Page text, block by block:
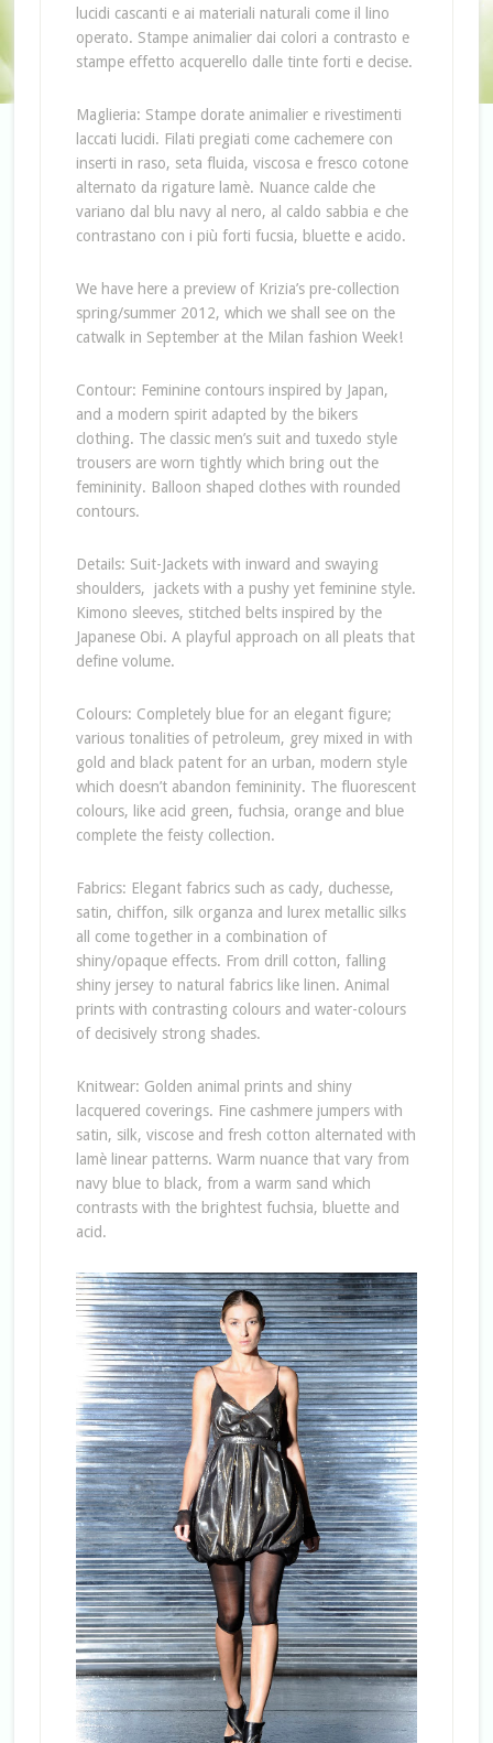
lucidi cascanti e ai materiali naturali come il lino
operato. Stampe animalier dai colori a contrasto e
stampe effetto acquerello dalle tinte forti e decise.
Maglieria: Stampe dorate animalier e rivestimenti
laccati lucidi. Filati pregiati come cachemere con
inserti in raso, seta fluida, viscosa e fresco cotone
alternato da rigature lamè. Nuance calde che
variano dal blu navy al nero, al caldo sabbia e che
contrastano con i più forti fucsia, bluette e acido.
We have here a preview of Krizia’s pre-collection
spring/summer 2012, which we shall see on the
catwalk in September at the Milan fashion Week!
Contour: Feminine contours inspired by Japan,
and a modern spirit adapted by the bikers
clothing. The classic men’s suit and tuxedo style
trousers are worn tightly which bring out the
femininity. Balloon shaped clothes with rounded
contours.
Details: Suit-Jackets with inward and swaying
shoulders, jackets with a pushy yet feminine style.
Kimono sleeves, stitched belts inspired by the
Japanese Obi. A playful approach on all pleats that
define volume.
Colours: Completely blue for an elegant figure;
various tonalities of petroleum, grey mixed in with
gold and black patent for an urban, modern style
which doesn’t abandon femininity. The fluorescent
colours, like acid green, fuchsia, orange and blue
complete the feisty collection.
Fabrics: Elegant fabrics such as cady, duchesse,
satin, chiffon, silk organza and lurex metallic silks
all come together in a combination of
shiny/opaque effects. From drill cotton, falling
shiny jersey to natural fabrics like linen. Animal
prints with contrasting colours and water-colours
of decisively strong shades.
Knitwear: Golden animal prints and shiny
lacquered coverings. Fine cashmere jumpers with
satin, silk, viscose and fresh cotton alternated with
lamè linear patterns. Warm nuance that vary from
navy blue to black, from a warm sand which
contrasts with the brightest fuchsia, bluette and
acid.